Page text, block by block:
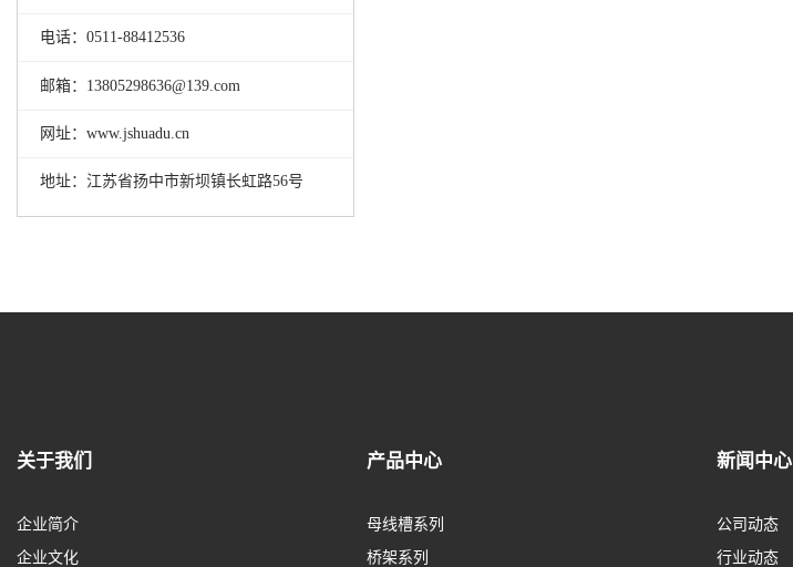
电话：0511-88412536
邮箱：13805298636@139.com
网址：www.jshuadu.cn
地址：江苏省扬中市新坝镇长虹路56号
关于我们
企业简介
企业文化
产品中心
母线槽系列
桥架系列
新闻中心
公司动态
行业动态